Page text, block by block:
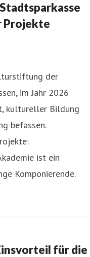
Projekte
der
im Jahr 2026
kultureller Bildung
befassen.
ist ein
Komponierende.
für die